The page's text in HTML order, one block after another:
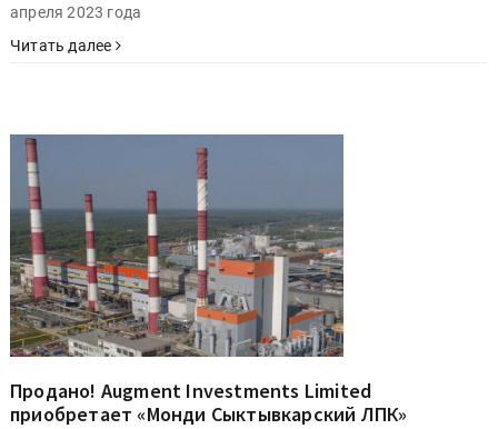
апреля 2023 года
Читать далее
Продано! Augment Investments Limited
приобретает «Монди Сыктывкарский ЛПК»